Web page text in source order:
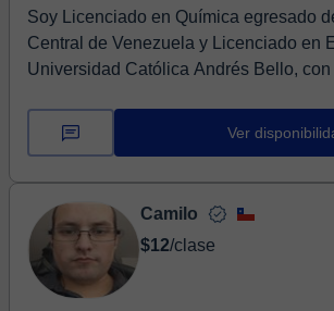
Soy Licenciado en Química egresado
Central de Venezuela y Licenciado en
Universidad Católica Andrés Bello, con
Ver
Camilo
$12/clase